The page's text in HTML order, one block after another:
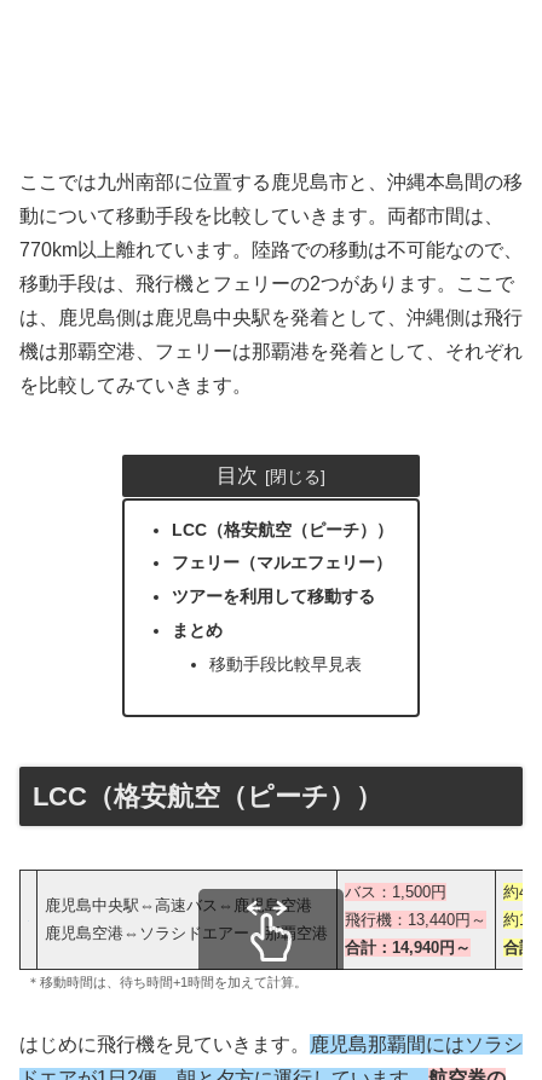
ここでは九州南部に位置する鹿児島市と、沖縄本島間の移
動について移動手段を比較していきます。両都市間は、
770km以上離れています。陸路での移動は不可能なので、
移動手段は、飛行機とフェリーの2つがあります。ここで
は、鹿児島側は鹿児島中央駅を発着として、沖縄側は飛行
機は那覇空港、フェリーは那覇港を発着として、それぞれ
を比較してみていきます。
目次
LCC（格安航空（ピーチ））
フェリー（マルエフェリー）
ツアーを利用して移動する
まとめ
移動手段比較早見表
LCC（格安航空（ピーチ））
鹿児島中央駅⇔高速バス⇔鹿児島空港
鹿児島空港⇔ソラシドエアー⇔那覇空港
バス：1,500円
飛行機：13,440円～
合計：14,940円～
約40
約1
合計
スクロールできます
＊移動時間は、待ち時間+1時間を加えて計算。
はじめに飛行機を見ていきます。
鹿児島那覇間にはソラシ